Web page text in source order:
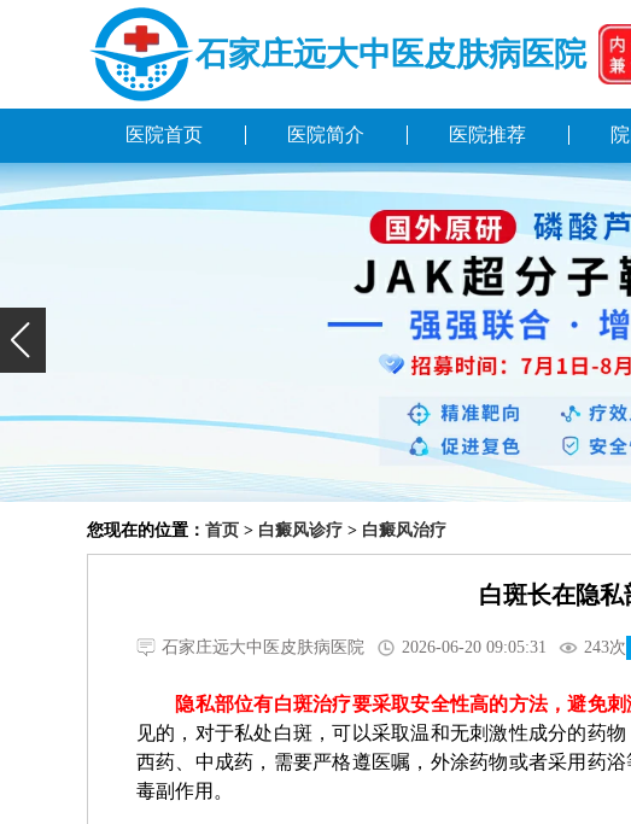
石家庄远大中医皮肤病医院
医院首页 医院简介 医院推荐
您现在的位置： 首页 > 白癜风诊疗 > 白癜风治疗
白斑长在隐
石家庄远大中医皮肤病医院 2026-06-20 09:05:31 243次
隐私部位有白斑治疗要采取安全性高的方法，避免刺
见的，对于私处白斑，可以采取温和无刺激性成分的药
西药、中成药，需要严格遵医嘱，外涂药物或者采用药
毒副作用。